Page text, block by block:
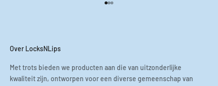
Naar artikel 1
Naar artikel 2
Naar artikel 3
Over LocksNLips
Met trots bieden we producten aan die van uitzonderlijke
kwaliteit zijn, ontworpen voor een diverse gemeenschap van